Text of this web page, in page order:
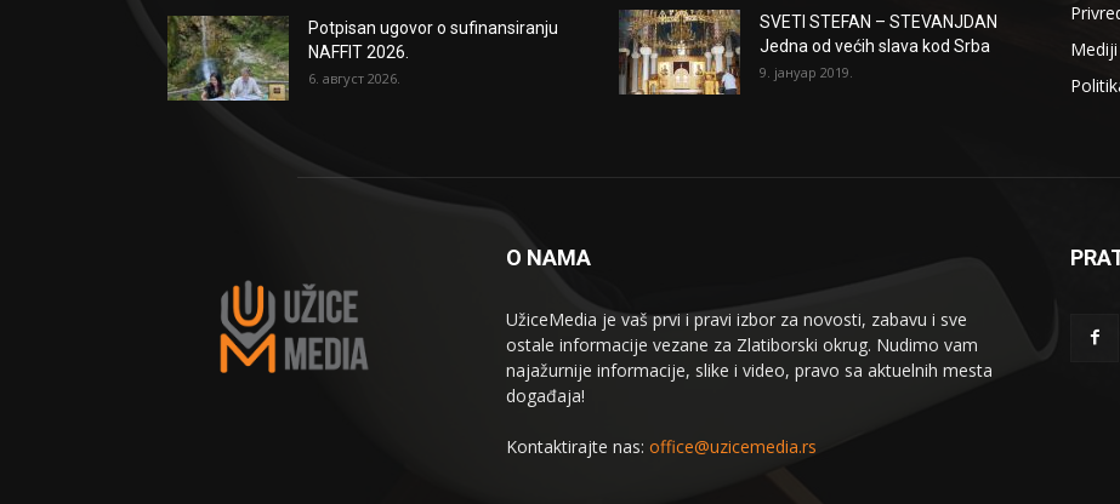
Potpisan ugovor o sufinansiranju
NAFFIT 2026.
6. август 2026.
SVETI STEFAN – STEVANJDAN
Jedna od većih slava kod Srba
9. јануар 2019.
Mediji
O NAMA
UžiceMedia je vaš prvi i pravi izbor za novosti, zabavu i sve
ostale informacije vezane za Zlatiborski okrug. Nudimo vam
najažurnije informacije, slike i video, pravo sa aktuelnih mesta
događaja!
Kontaktirajte nas: office@uzicemedia.rs